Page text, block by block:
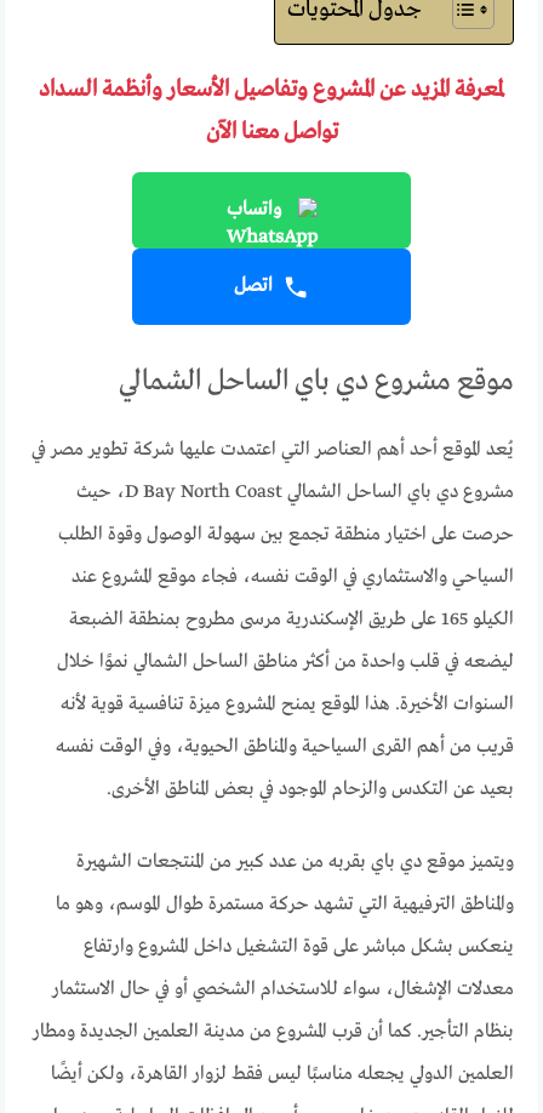
جدول المحتويات
لمعرفة المزيد عن المشروع وتفاصيل الأسعار وأنظمة السداد
تواصل معنا الآن
واتساب
اتصل
موقع مشروع دي باي الساحل الشمالي
يُعد الموقع أحد أهم العناصر التي اعتمدت عليها شركة تطوير مصر في
مشروع دي باي الساحل الشمالي D Bay North Coast، حيث
حرصت على اختيار منطقة تجمع بين سهولة الوصول وقوة الطلب
السياحي والاستثماري في الوقت نفسه، فجاء موقع المشروع عند
الكيلو 165 على طريق الإسكندرية مرسى مطروح بمنطقة الضبعة
ليضعه في قلب واحدة من أكثر مناطق الساحل الشمالي نموًا خلال
السنوات الأخيرة. هذا الموقع يمنح المشروع ميزة تنافسية قوية لأنه
قريب من أهم القرى السياحية والمناطق الحيوية، وفي الوقت نفسه
بعيد عن التكدس والزحام الموجود في بعض المناطق الأخرى.
ويتميز موقع دي باي بقربه من عدد كبير من المنتجعات الشهيرة
والمناطق الترفيهية التي تشهد حركة مستمرة طوال الموسم، وهو ما
ينعكس بشكل مباشر على قوة التشغيل داخل المشروع وارتفاع
معدلات الإشغال، سواء للاستخدام الشخصي أو في حال الاستثمار
بنظام التأجير. كما أن قرب المشروع من مدينة العلمين الجديدة ومطار
العلمين الدولي يجعله مناسبًا ليس فقط لزوار القاهرة، ولكن أيضًا